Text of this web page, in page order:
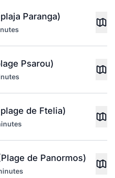
Paranga)
Psarou)
de Ftelia)
de Panormos)